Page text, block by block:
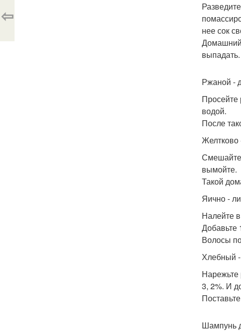
нее сок
Домашний
выпадать.
Ржаной -
Просейте
водой.
После
Желтково
Смешайте
вымойте.
Такой
Яично -
Налейте
Добавьте
Волосы
Хлебный -
Нарежьте
3, 2%. И
Шампунь
⇦